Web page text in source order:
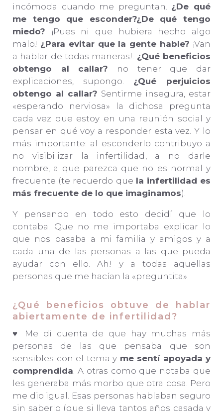
incómoda cuando me preguntan. ¿De qué
me tengo que esconder?¿De qué tengo
miedo? ¡Pues ni que hubiera hecho algo
malo! ¿Para evitar que la gente hable? ¡Van
a hablar de todas maneras!. ¿Qué beneficios
obtengo al callar? no tener que dar
explicaciones, supongo. ¿Qué perjuicios
obtengo al callar? Sentirme insegura, estar
«esperando nerviosa» la dichosa pregunta
cada vez que estoy en una reunión social y
pensar en qué voy a responder esta vez. Y lo
más importante: al esconderlo contribuyo a
no visibilizar la infertilidad, a no darle
nombre, a que parezca que no es normal y
frecuente (te recuerdo que la infertilidad es
más frecuente de lo que imaginamos).
Y pensando en todo esto decidí que lo
contaba. Que no me importaba explicar lo
que nos pasaba a mi familia y amigos y a
cada una de las personas a las que pueda
ayudar con ello. Ah! y a todas aquellas
personas que me hacían la «preguntita»
¿Qué beneficios obtuve de hablar
abiertamente de infertilidad?
♥ Me di cuenta de que hay muchas más
personas de las que pensaba que son
sensibles con el tema y me sentí apoyada y
comprendida. A otras como que notaba que
les generaba más morbo que otra cosa. Pero
me dio igual. Esas personas hablaban seguro
sin saberlo (que si lleva tantos años casada y